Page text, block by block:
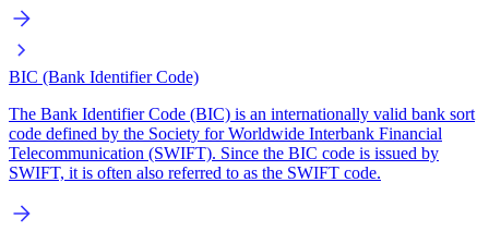
BIC (Bank Identifier Code)
The Bank Identifier Code (BIC) is an internationally valid bank sort
code defined by the Society for Worldwide Interbank Financial
Telecommunication (SWIFT). Since the BIC code is issued by
SWIFT, it is often also referred to as the SWIFT code.